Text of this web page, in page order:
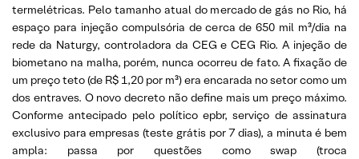
termelétricas. Pelo tamanho atual do mercado de gás no Rio, há
espaço para injeção compulsória de cerca de 650 mil m³/dia na
rede da Naturgy, controladora da CEG e CEG Rio. A injeção de
biometano na malha, porém, nunca ocorreu de fato. A fixação de
um preço teto (de R$ 1,20 por m³) era encarada no setor como um
dos entraves. O novo decreto não define mais um preço máximo.
Conforme antecipado pelo político epbr, serviço de assinatura
exclusivo para empresas (teste grátis por 7 dias), a minuta é bem
ampla: passa por questões como swap (troca